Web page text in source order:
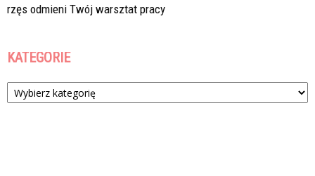
rzęs odmieni Twój warsztat pracy
KATEGORIE
Kategorie